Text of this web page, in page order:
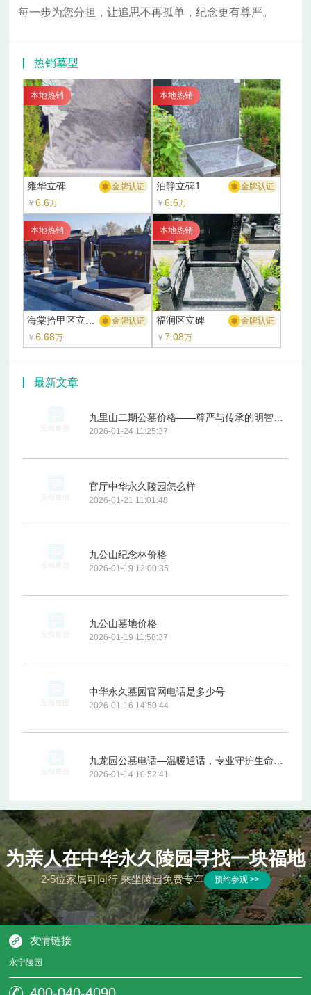
每一步为您分担，让追思不再孤单，纪念更有尊严。
热销墓型
本地热销
雍华立碑
金牌认证
￥6.6万
本地热销
泊静立碑1
金牌认证
￥ 6.6万
本地热销
金牌认证
￥6.68万
本地热销
福润区立碑
金牌认证
￥ 7.08万
最新文章
2026-01-24 11:25:37
官厅中华永久陵园怎么样
2026-01-21 11:01:48
九公山纪念林价格
2026-01-19 12:00:35
九公山墓地价格
2026-01-19 11:58:37
中华永久墓园官网电话是多少号
2026-01-16 14:50:44
2026-01-14 10:52:41
为亲人在中华永久陵园寻找一块福地
2-5位家属可同行 乘坐陵园免费专车 预约参观 >>
友情链接
永宁陵园